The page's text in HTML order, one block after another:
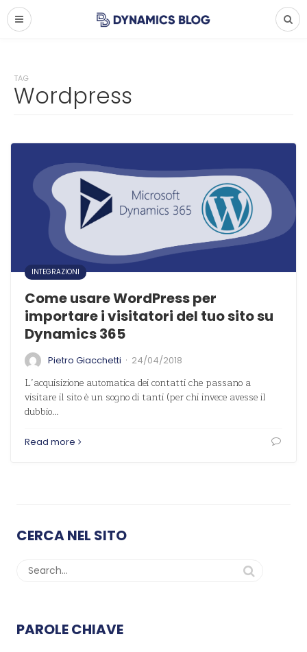
TAG
Wordpress
INTEGRAZIONI
Come usare WordPress per
importare i visitatori del tuo sito su
Dynamics 365
Pietro Giacchetti · 24/04/2018
L’acquisizione automatica dei contatti che passano a
visitare il sito è un sogno di tanti (per chi invece avesse il
dubbio…
Read more
CERCA NEL SITO
PAROLE CHIAVE